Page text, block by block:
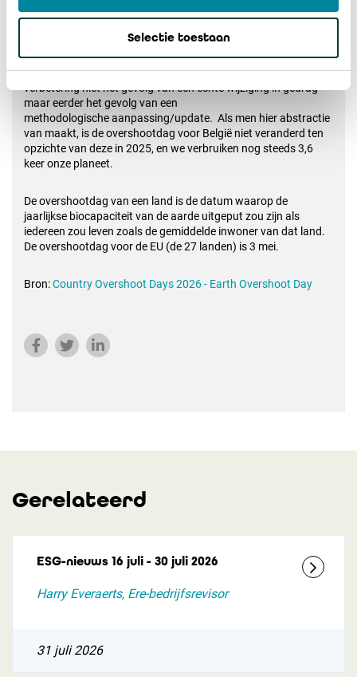
Selectie toestaan
De berekeningen voor Earth Overshoot Day in 2026 zijn
België voor het tweede jaar op rij beter, namelijk 11 april is de
verwachting en dit vergelijkt met 27 maart in 2025 en 23
maart in 2024. Echter als men meer in detail kijkt, is de
verbetering niet het gevolg van een echte wijziging in gedrag
maar eerder het gevolg van een
methodologische aanpassing/update. Als men hier abstractie
van maakt, is de overshootdag voor België niet veranderd ten
opzichte van deze in 2025, en we verbruiken nog steeds 3,6
keer onze planeet.
De overshootdag van een land is de datum waarop de
jaarlijkse biocapaciteit van de aarde uitgeput zou zijn als
iedereen zou leven zoals de gemiddelde inwoner van dat land.
De overshootdag voor de EU (de 27 landen) is 3 mei.
Bron:Country Overshoot Days 2026 - Earth Overshoot Day
Gerelateerd
ESG-nieuws 16 juli - 30 juli 2026
Harry Everaerts, Ere-bedrijfsrevisor
31 juli 2026